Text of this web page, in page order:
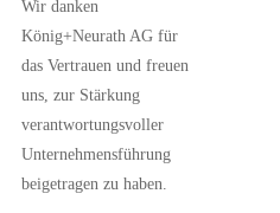
Wir danken
König+Neurath AG für
das Vertrauen und freuen
uns, zur Stärkung
verantwortungsvoller
Unternehmensführung
beigetragen zu haben.